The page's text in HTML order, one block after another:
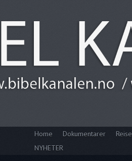
Home Dokumentarer Reise
NYHETER